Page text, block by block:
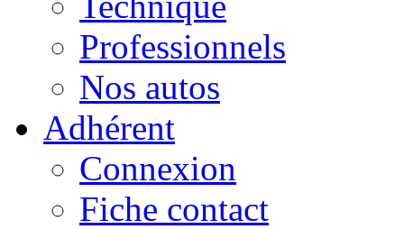
Professionnels
Nos autos
Adhérent
Connexion
Fiche contact